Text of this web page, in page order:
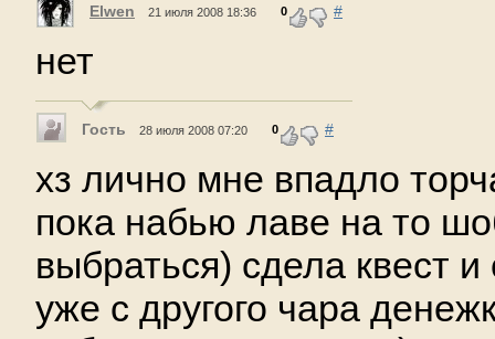
Elwen 21 июля 2008 18:36 0 #
нет
Гость 28 июля 2008 07:20 0 #
хз лично мне впадло
пока набью лаве на то
выбраться) сдела квест
уже с другого чара